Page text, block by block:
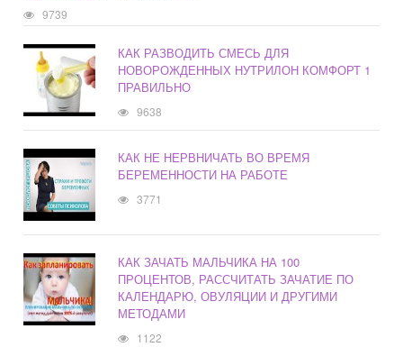
9739
КАК РАЗВОДИТЬ СМЕСЬ ДЛЯ
НОВОРОЖДЕННЫХ НУТРИЛОН КОМФОРТ 1
ПРАВИЛЬНО
9638
КАК НЕ НЕРВНИЧАТЬ ВО ВРЕМЯ
БЕРЕМЕННОСТИ НА РАБОТЕ
3771
КАК ЗАЧАТЬ МАЛЬЧИКА НА 100
ПРОЦЕНТОВ, РАССЧИТАТЬ ЗАЧАТИЕ ПО
КАЛЕНДАРЮ, ОВУЛЯЦИИ И ДРУГИМИ
МЕТОДАМИ
1122